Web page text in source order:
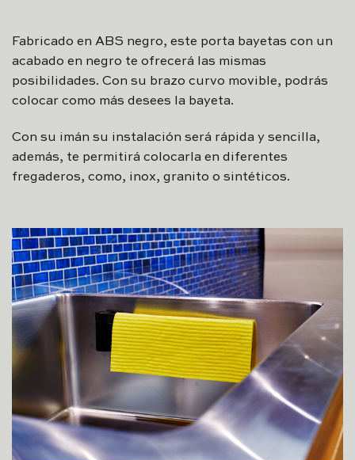
Fabricado en ABS negro, este porta bayetas con un
acabado en negro te ofrecerá las mismas
posibilidades. Con su brazo curvo movible, podrás
colocar como más desees la bayeta.
Con su imán su instalación será rápida y sencilla,
además, te permitirá colocarla en diferentes
fregaderos, como, inox, granito o sintéticos.